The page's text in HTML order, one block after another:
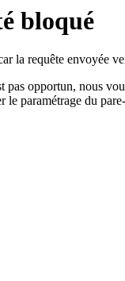
bloqué
la requête envoyée
pas opportun, nous
le paramétrage du